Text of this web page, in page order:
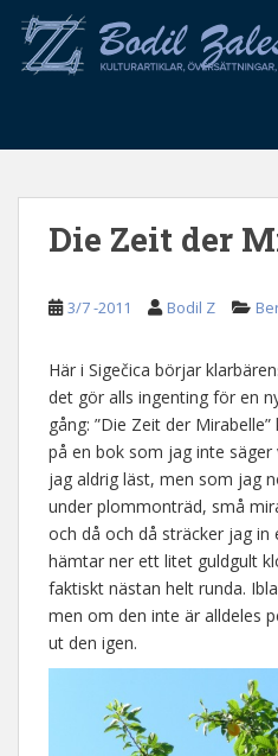
o
Die Zeit der
3/7 -2011 Bodil Z
Här i Sigečica börjar
det gör alls ingenting för en
gång: ”Die Zeit der
på en bok som jag inte
jag aldrig läst, men som jag
under plommonträd, små
och då och då sträcker jag in
hämtar ner ett litet guldgult
faktiskt nästan helt runda.
men om den inte är alldeles
ut den igen.